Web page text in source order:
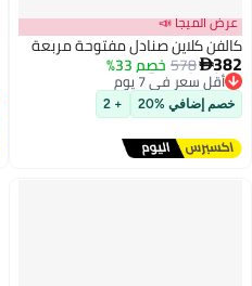
عرض الميجا 📣
كالفن كلاين صنادل مفتوحة مربعة
382
578 خصم 33%
أقل سعر في 7 يوم
توصيل مجاني
أقل سعر في 7 يوم
خصم إضافي %20 + 2